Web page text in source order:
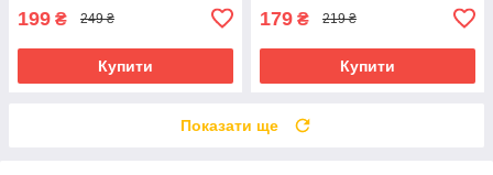
199 ₴ 249 ₴
Купити
179 ₴ 219 ₴
Купити
Показати ще